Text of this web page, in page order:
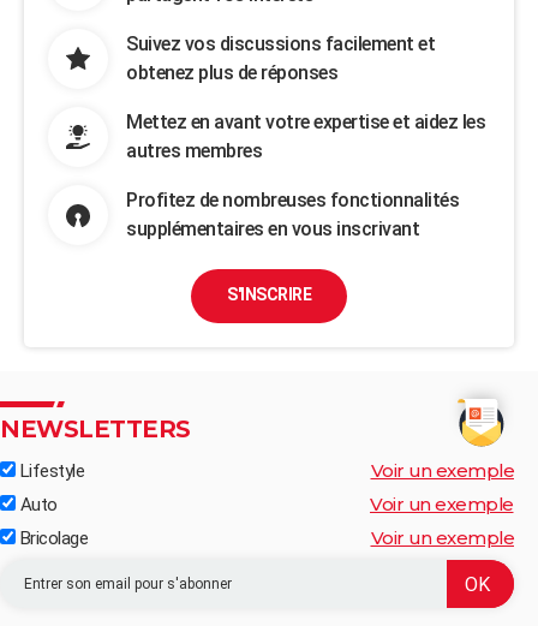
Suivez vos discussions facilement et
obtenez plus de réponses
Mettez en avant votre expertise et aidez les
autres membres
Profitez de nombreuses fonctionnalités
supplémentaires en vous inscrivant
S'INSCRIRE
NEWSLETTERS
Lifestyle Voir un exemple
Auto Voir un exemple
Bricolage Voir un exemple